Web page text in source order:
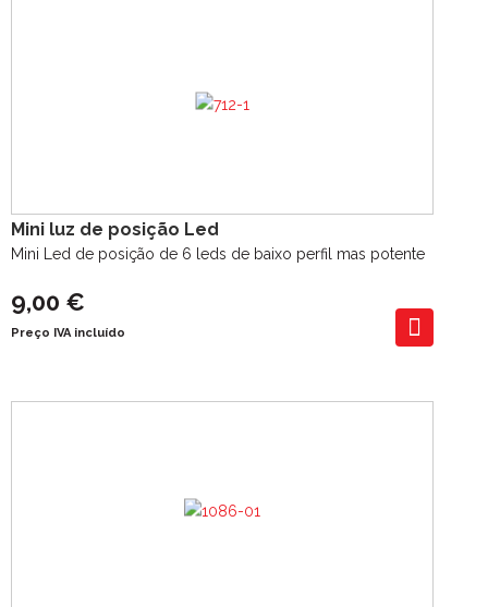
Mini luz de posição Led
Mini Led de posição de 6 leds de baixo perfil mas potente
9,00 €
Preço IVA incluído